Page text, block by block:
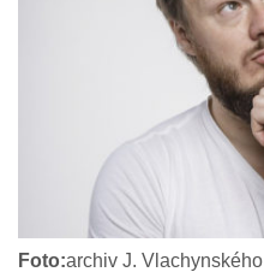
Foto:archiv J. Vlachynského